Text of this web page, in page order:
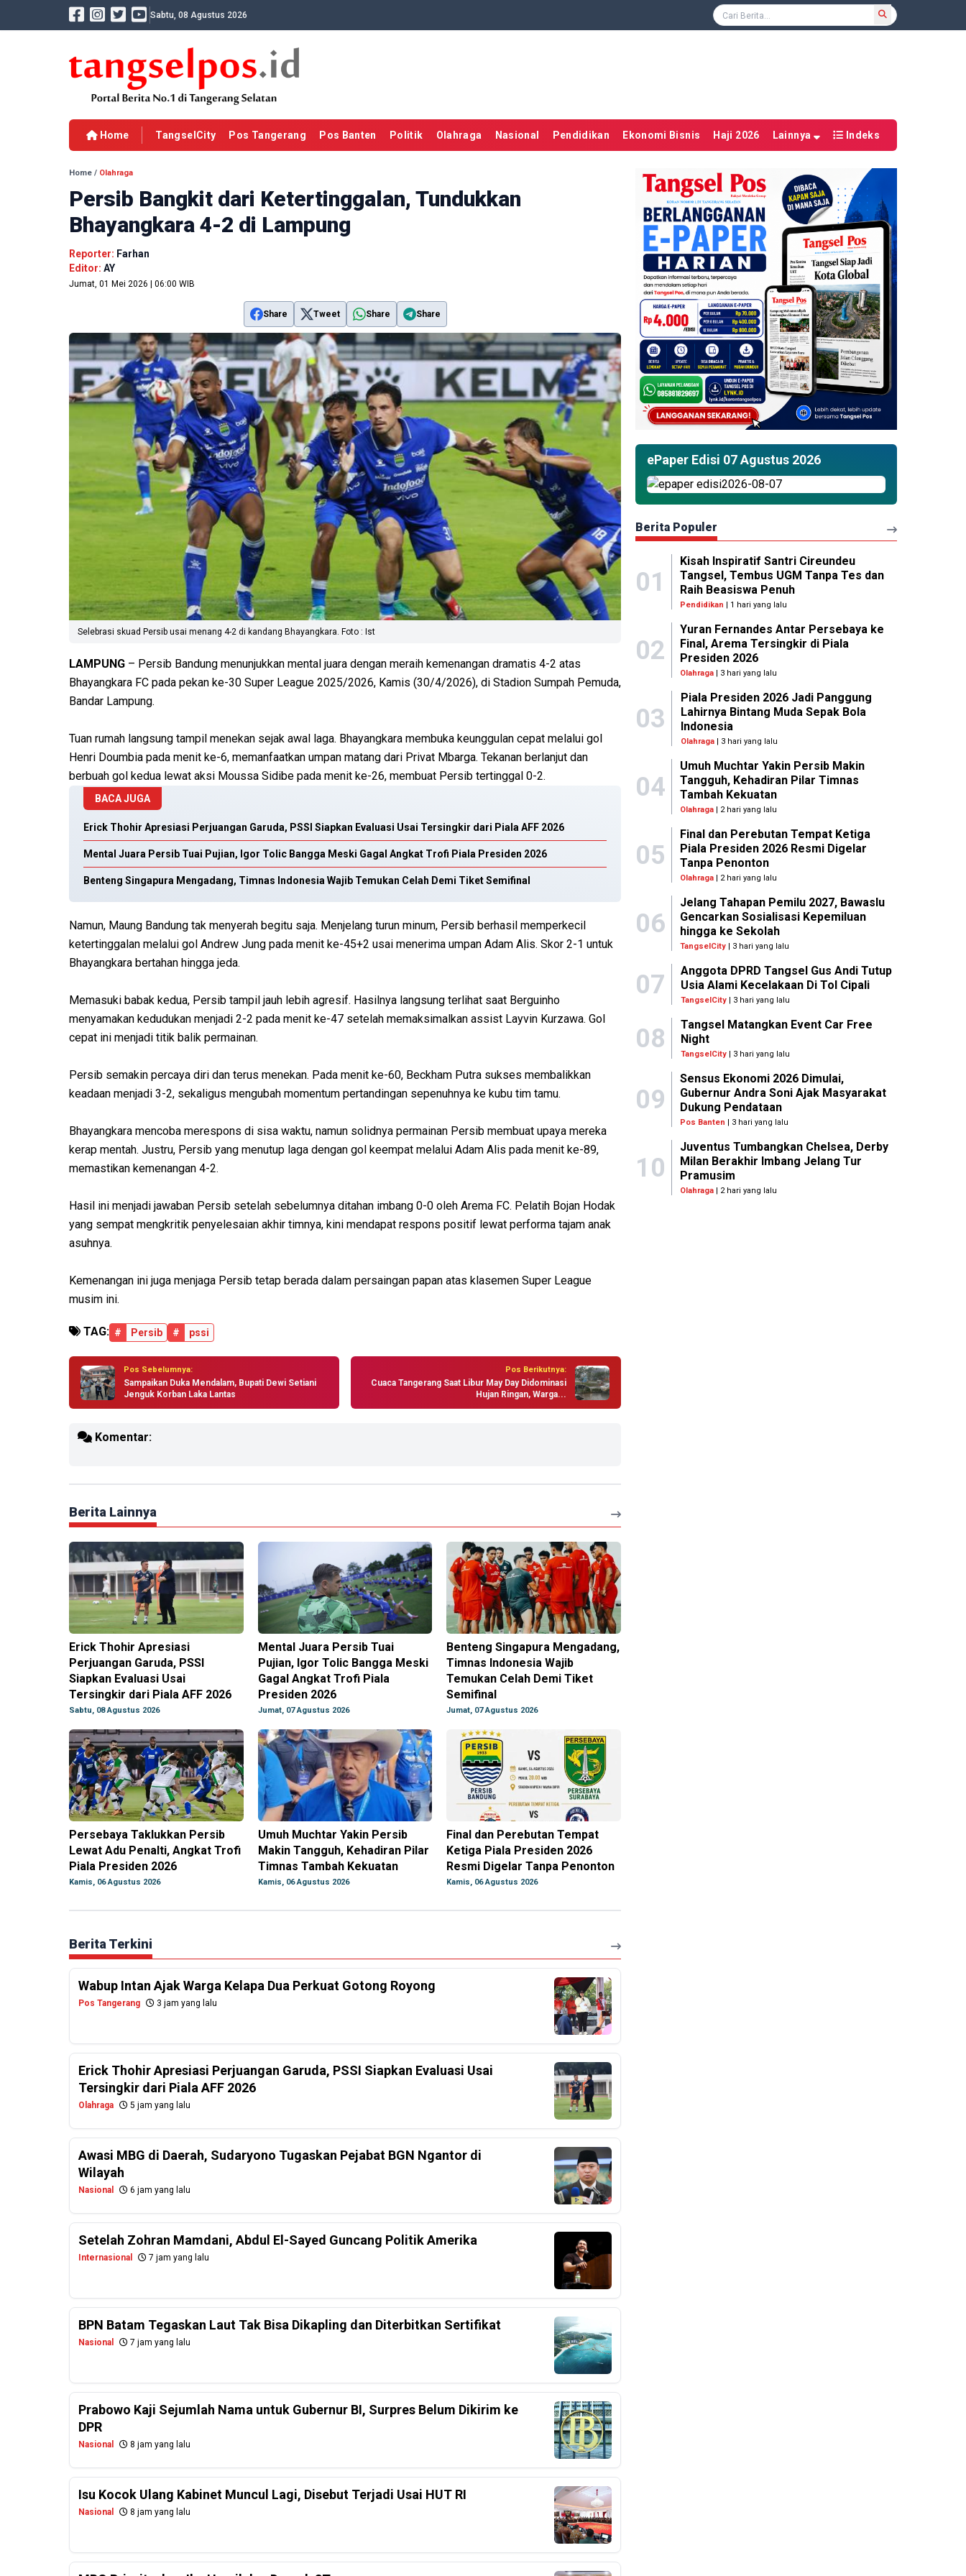
Sabtu, 08 Agustus 2026
Home TangselCity Pos Tangerang Pos Banten Politik Olahraga Nasional Pendidikan Ekonomi Bisnis Haji 2026 Lainnya Indeks
Home / Olahraga
Persib Bangkit dari Ketertinggalan, Tundukkan
Bhayangkara 4-2 di Lampung
Reporter: Farhan
Editor: AY
Jumat, 01 Mei 2026 | 06:00 WIB
Share Tweet Share Share
Selebrasi skuad Persib usai menang 4-2 di kandang Bhayangkara. Foto : Ist
LAMPUNG – Persib Bandung menunjukkan mental juara dengan meraih kemenangan dramatis 4-2 atas
Bhayangkara FC pada pekan ke-30 Super League 2025/2026, Kamis (30/4/2026), di Stadion Sumpah Pemuda,
Bandar Lampung.
Tuan rumah langsung tampil menekan sejak awal laga. Bhayangkara membuka keunggulan cepat melalui gol
Henri Doumbia pada menit ke-6, memanfaatkan umpan matang dari Privat Mbarga. Tekanan berlanjut dan
berbuah gol kedua lewat aksi Moussa Sidibe pada menit ke-26, membuat Persib tertinggal 0-2.
BACA JUGA
Erick Thohir Apresiasi Perjuangan Garuda, PSSI Siapkan Evaluasi Usai Tersingkir dari Piala AFF 2026
Mental Juara Persib Tuai Pujian, Igor Tolic Bangga Meski Gagal Angkat Trofi Piala Presiden 2026
Benteng Singapura Mengadang, Timnas Indonesia Wajib Temukan Celah Demi Tiket Semifinal
Namun, Maung Bandung tak menyerah begitu saja. Menjelang turun minum, Persib berhasil memperkecil
ketertinggalan melalui gol Andrew Jung pada menit ke-45+2 usai menerima umpan Adam Alis. Skor 2-1 untuk
Bhayangkara bertahan hingga jeda.
Memasuki babak kedua, Persib tampil jauh lebih agresif. Hasilnya langsung terlihat saat Berguinho
menyamakan kedudukan menjadi 2-2 pada menit ke-47 setelah memaksimalkan assist Layvin Kurzawa. Gol
cepat ini menjadi titik balik permainan.
Persib semakin percaya diri dan terus menekan. Pada menit ke-60, Beckham Putra sukses membalikkan
keadaan menjadi 3-2, sekaligus mengubah momentum pertandingan sepenuhnya ke kubu tim tamu.
Bhayangkara mencoba merespons di sisa waktu, namun solidnya permainan Persib membuat upaya mereka
kerap mentah. Justru, Persib yang menutup laga dengan gol keempat melalui Adam Alis pada menit ke-89,
memastikan kemenangan 4-2.
Hasil ini menjadi jawaban Persib setelah sebelumnya ditahan imbang 0-0 oleh Arema FC. Pelatih Bojan Hodak
yang sempat mengkritik penyelesaian akhir timnya, kini mendapat respons positif lewat performa tajam anak
asuhnya.
Kemenangan ini juga menjaga Persib tetap berada dalam persaingan papan atas klasemen Super League
musim ini.
TAG: # Persib # pssi
Pos Sebelumnya:
Sampaikan Duka Mendalam, Bupati Dewi Setiani
Jenguk Korban Laka Lantas
Pos Berikutnya:
Cuaca Tangerang Saat Libur May Day Didominasi
Hujan Ringan, Warga...
Komentar:
Berita Lainnya
Erick Thohir Apresiasi
Perjuangan Garuda, PSSI
Siapkan Evaluasi Usai
Tersingkir dari Piala AFF 2026
Sabtu, 08 Agustus 2026
Mental Juara Persib Tuai
Pujian, Igor Tolic Bangga Meski
Gagal Angkat Trofi Piala
Presiden 2026
Jumat, 07 Agustus 2026
Benteng Singapura Mengadang,
Timnas Indonesia Wajib
Temukan Celah Demi Tiket
Semifinal
Jumat, 07 Agustus 2026
Persebaya Taklukkan Persib
Lewat Adu Penalti, Angkat Trofi
Piala Presiden 2026
Kamis, 06 Agustus 2026
Umuh Muchtar Yakin Persib
Makin Tangguh, Kehadiran Pilar
Timnas Tambah Kekuatan
Kamis, 06 Agustus 2026
Final dan Perebutan Tempat
Ketiga Piala Presiden 2026
Resmi Digelar Tanpa Penonton
Kamis, 06 Agustus 2026
Berita Terkini
Wabup Intan Ajak Warga Kelapa Dua Perkuat Gotong Royong
Pos Tangerang 3 jam yang lalu
Erick Thohir Apresiasi Perjuangan Garuda, PSSI Siapkan Evaluasi Usai
Tersingkir dari Piala AFF 2026
Olahraga 5 jam yang lalu
Awasi MBG di Daerah, Sudaryono Tugaskan Pejabat BGN Ngantor di
Wilayah
Nasional 6 jam yang lalu
Setelah Zohran Mamdani, Abdul El-Sayed Guncang Politik Amerika
Internasional 7 jam yang lalu
BPN Batam Tegaskan Laut Tak Bisa Dikapling dan Diterbitkan Sertifikat
Nasional 7 jam yang lalu
Prabowo Kaji Sejumlah Nama untuk Gubernur BI, Surpres Belum Dikirim ke
DPR
Nasional 8 jam yang lalu
Isu Kocok Ulang Kabinet Muncul Lagi, Disebut Terjadi Usai HUT RI
Nasional 8 jam yang lalu
ePaper Edisi 07 Agustus 2026
Berita Populer
01
Kisah Inspiratif Santri Cireundeu
Tangsel, Tembus UGM Tanpa Tes dan
Raih Beasiswa Penuh
Pendidikan | 1 hari yang lalu
02
Yuran Fernandes Antar Persebaya ke
Final, Arema Tersingkir di Piala
Presiden 2026
Olahraga | 3 hari yang lalu
03
Piala Presiden 2026 Jadi Panggung
Lahirnya Bintang Muda Sepak Bola
Indonesia
Olahraga| 3 hari yang lalu
04
Umuh Muchtar Yakin Persib Makin
Tangguh, Kehadiran Pilar Timnas
Tambah Kekuatan
Olahraga | 2 hari yang lalu
05
Final dan Perebutan Tempat Ketiga
Piala Presiden 2026 Resmi Digelar
Tanpa Penonton
Olahraga | 2 hari yang lalu
06
Jelang Tahapan Pemilu 2027, Bawaslu
Gencarkan Sosialisasi Kepemiluan
hingga ke Sekolah
TangselCity | 3 hari yang lalu
07
Anggota DPRD Tangsel Gus Andi Tutup
Usia Alami Kecelakaan Di Tol Cipali
TangselCity| 3 hari yang lalu
08
Tangsel Matangkan Event Car Free
Night
TangselCity| 3 hari yang lalu
09
Sensus Ekonomi 2026 Dimulai,
Gubernur Andra Soni Ajak Masyarakat
Dukung Pendataan
Pos Banten | 3 hari yang lalu
10
Juventus Tumbangkan Chelsea, Derby
Milan Berakhir Imbang Jelang Tur
Pramusim
Olahraga | 2 hari yang lalu